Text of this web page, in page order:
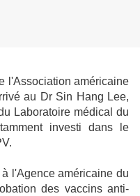
l'Association américaine
au Dr Sin Hang Lee,
Laboratoire médical du
investi dans le
l'Agence américaine du
des vaccins anti-